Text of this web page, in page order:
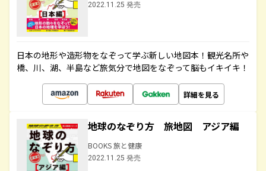
2022.11.25 発売
日本の地形や造形物をなぞって学ぶ新しい地図本！観光名所や
橋、川、湖、半島など旅気分で地図をなぞって脳もイキイキ！
詳細を見る
地球のなぞり方 旅地図 アジア編
BOOKS 旅と健康
2022.11.25 発売